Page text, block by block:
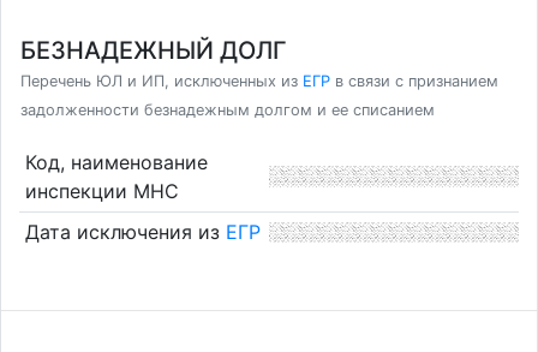
БЕЗНАДЕЖНЫЙ ДОЛГ
Перечень ЮЛ и ИП, исключенных из ЕГР в связи с признанием
задолженности безнадежным долгом и ее списанием
Код, наименование
инспекции МНС
Дата исключения из ЕГР